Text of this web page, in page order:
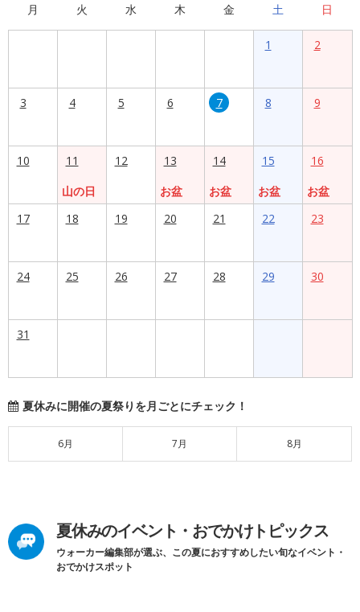
月 火 水 木 金 土 日
1 2
3 4 5 6 7 8 9
10
11
山の日
12
13
お盆
14
お盆
15
お盆
16
お盆
17
18 19 20 21 22 23
24 25 26 27 28 29 30
31
夏休みに開催の夏祭りを月ごとにチェック！
6月 7月 8月
夏休みのイベント・おでかけトピックス
ウォーカー編集部が選ぶ、この夏におすすめしたい旬なイベント・
おでかけスポット